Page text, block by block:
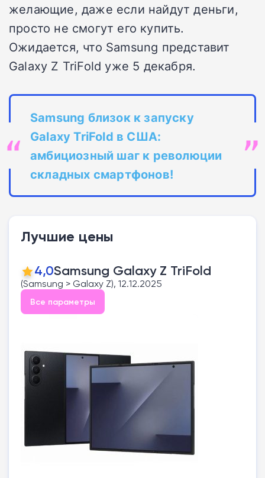
желающие, даже если найдут деньги,
просто не смогут его купить.
Ожидается, что Samsung представит
Galaxy Z TriFold уже 5 декабря.
Samsung близок к запуску
Galaxy TriFold в США:
амбициозный шаг к революции
складных смартфонов!
Лучшие цены
4,0Samsung Galaxy Z TriFold
(Samsung > Galaxy Z), 12.12.2025
Все параметры